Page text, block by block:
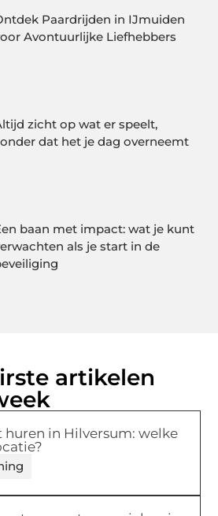
Paardrijden in IJmuiden
Avontuurlijke Liefhebbers
zicht op wat er speelt,
dat het je dag overneemt
baan met impact: wat je kunt
als je start in de
artikelen
in Hilversum: welke